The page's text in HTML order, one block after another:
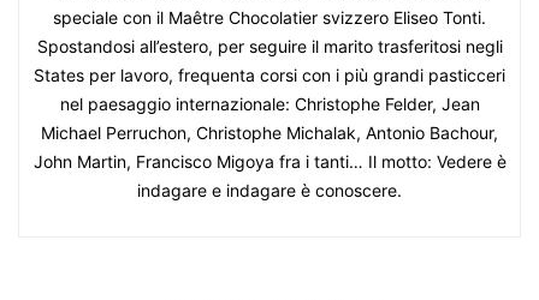
speciale con il Maêtre Chocolatier svizzero Eliseo Tonti.
Spostandosi all’estero, per seguire il marito trasferitosi negli
States per lavoro, frequenta corsi con i più grandi pasticceri
nel paesaggio internazionale: Christophe Felder, Jean
Michael Perruchon, Christophe Michalak, Antonio Bachour,
John Martin, Francisco Migoya fra i tanti… Il motto: Vedere è
indagare e indagare è conoscere.